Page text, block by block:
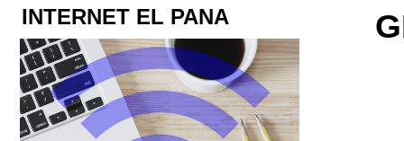
INTERNET EL PANA